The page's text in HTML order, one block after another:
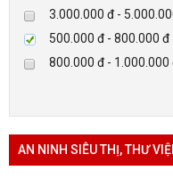
Khác
Rapiscan
3.000.000 đ -
500.000 đ - 800.000 đ
800.000 đ - 1.000.000
AN NINH SIÊU THỊ, THƯ